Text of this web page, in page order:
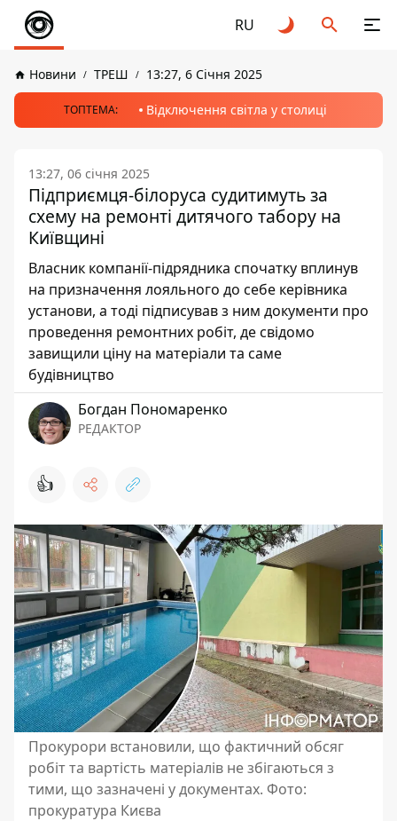
RU
Новини ТРЕШ 13:27, 6 Січня 2025
ТОПТЕМА: Відключення світла у столиці
13:27, 06 січня 2025
Підприємця-білоруса судитимуть за
схему на ремонті дитячого табору на
Київщині
Власник компанії-підрядника спочатку вплинув
на призначення лояльного до себе керівника
установи, а тоді підписував з ним документи про
проведення ремонтних робіт, де свідомо
завищили ціну на матеріали та саме
будівництво
Богдан Пономаренко
РЕДАКТОР
👍
Прокурори встановили, що фактичний обсяг
робіт та вартість матеріалів не збігаються з
тими, що зазначені у документах. Фото:
прокуратура Києва